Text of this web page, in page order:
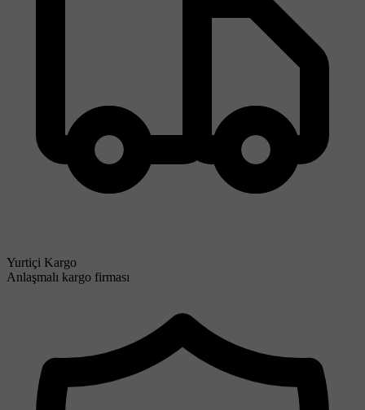
Yurtiçi Kargo
Anlaşmalı kargo firması